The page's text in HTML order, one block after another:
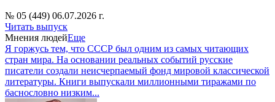
№ 05 (449) 06.07.2026 г.
Читать выпуск
Мнения людейЕще
Я горжусь тем, что СССР был одним из самых читающих
стран мира. На основании реальных событий русские
писатели создали неисчерпаемый фонд мировой классической
литературы. Книги выпускали миллионными тиражами по
баснословно низким...